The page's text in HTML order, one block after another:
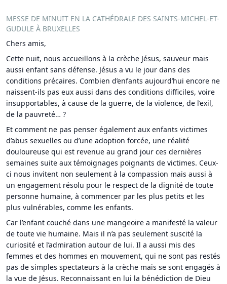
MESSE DE MINUIT EN LA CATHÉDRALE DES SAINTS-MICHEL-ET-
GUDULE À BRUXELLES
Chers amis,
Cette nuit, nous accueillons à la crèche Jésus, sauveur mais
aussi enfant sans défense. Jésus a vu le jour dans des
conditions précaires. Combien d’enfants aujourd’hui encore ne
naissent-ils pas eux aussi dans des conditions difficiles, voire
insupportables, à cause de la guerre, de la violence, de l’exil,
de la pauvreté… ?
Et comment ne pas penser également aux enfants victimes
d’abus sexuelles ou d’une adoption forcée, une réalité
douloureuse qui est revenue au grand jour ces dernières
semaines suite aux témoignages poignants de victimes. Ceux-
ci nous invitent non seulement à la compassion mais aussi à
un engagement résolu pour le respect de la dignité de toute
personne humaine, à commencer par les plus petits et les
plus vulnérables, comme les enfants.
Car l’enfant couché dans une mangeoire a manifesté la valeur
de toute vie humaine. Mais il n’a pas seulement suscité la
curiosité et l’admiration autour de lui. Il a aussi mis des
femmes et des hommes en mouvement, qui ne sont pas restés
pas de simples spectateurs à la crèche mais se sont engagés à
la vue de Jésus. Reconnaissant en lui la bénédiction de Dieu